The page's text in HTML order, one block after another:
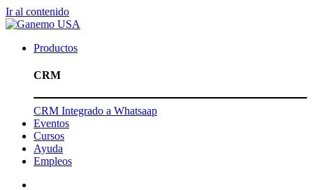
Ir al contenido
Productos
CRM
CRM Integrado a Whatsaap
Eventos
Cursos
Ayuda
Empleos